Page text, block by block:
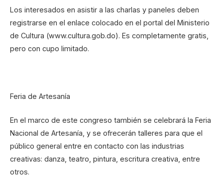
Los interesados en asistir a las charlas y paneles deben
registrarse en el enlace colocado en el portal del Ministerio
de Cultura (www.cultura.gob.do). Es completamente gratis,
pero con cupo limitado.
Feria de Artesanía
En el marco de este congreso también se celebrará la Feria
Nacional de Artesanía, y se ofrecerán talleres para que el
público general entre en contacto con las industrias
creativas: danza, teatro, pintura, escritura creativa, entre
otros.